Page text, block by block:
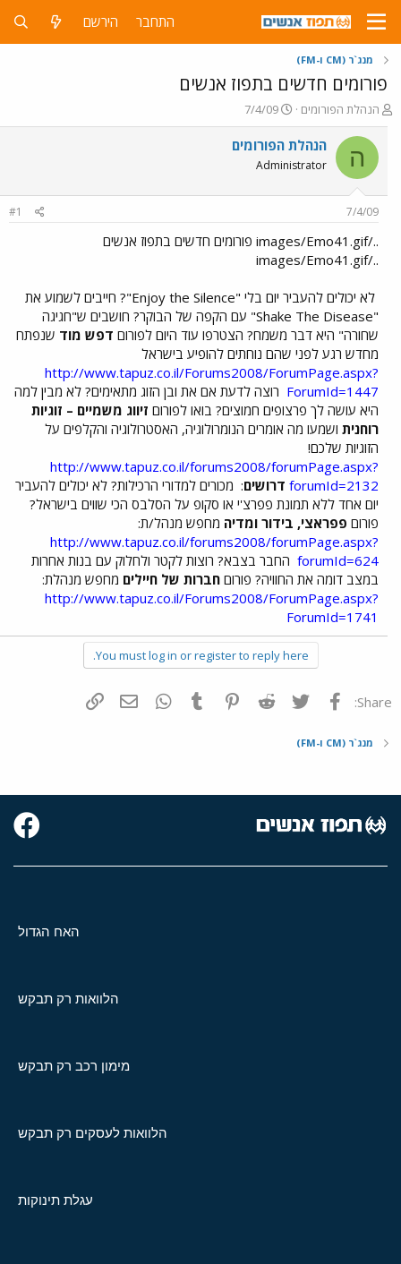
התחבר הירשם
מנג`ר (CM ו-FM)
פורומים חדשים בתפוז אנשים
פ
ו
ת
ח
ה
ו
ש
הנהלת הפורומים
פ
ו
ר
ם
ר
י
ך
7/4/09
ה הנהלת הפורומים
Administrator
7/4/09
#1
../images/Emo41.gif פורומים חדשים בתפוז אנשים
../images/Emo41.gif
לא יכולים להעביר יום בלי "Enjoy the Silence"? חייבים לשמוע את
"Shake The Disease" עם הקפה של הבוקר? חושבים ש"חגיגה
שחורה" היא דבר משמח? הצטרפו עוד היום לפורום דפש מוד שנפתח
מחדש רגע לפני שהם נוחתים להופיע בישראל
http://www.tapuz.co.il/Forums2008/ForumPage.aspx?
ForumId=1447 רוצה לדעת אם את ובן הזוג מתאימים? לא מבין למה
היא עושה לך פרצופים חמוצים? בואו לפורום זיווג משמיים – זוגיות
רוחנית ושמעו מה אומרים הנומרולוגיה, האסטרולוגיה והקלפים על
הזוגיות שלכם!
http://www.tapuz.co.il/forums2008/forumPage.aspx?
forumId=2132 דרושים: מכורים למדורי הרכילות? לא יכולים להעביר
יום אחד ללא תמונת פפרצ'י או סקופ על הסלבס הכי שווים בישראל?
פורום פפראצי, בידור ומדיה מחפש מנהל/ת:
http://www.tapuz.co.il/forums2008/forumPage.aspx?
forumId=624 החבר בצבא? רוצות לקטר ולחלוק עם בנות אחרות
במצב דומה את החוויה? פורום חברות של חיילים מחפש מנהלת:
http://www.tapuz.co.il/Forums2008/ForumPage.aspx?
ForumId=1741
You must log in or register to reply here.
Share: פייסבוק Twitter
Reddit
Pinterest
Tumblr
WhatsAppדואר אלקטרוני
מנג`ר (CM ו-FM)
האח הגדול
הלוואות רק תבקש
מימון רכב רק תבקש
הלוואות לעסקים רק תבקש
עגלת תינוקות